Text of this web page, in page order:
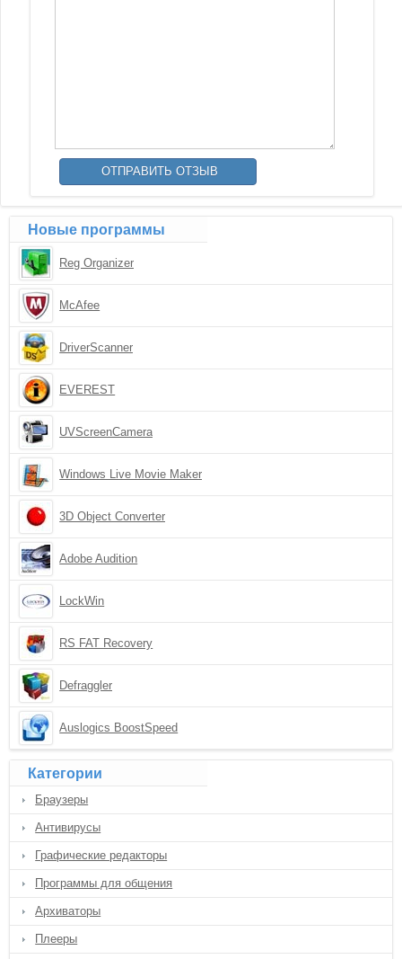
Новые программы
Reg Organizer
McAfee
DriverScanner
EVEREST
UVScreenCamera
Windows Live Movie Maker
3D Object Converter
Adobe Audition
LockWin
RS FAT Recovery
Defraggler
Auslogics BoostSpeed
Категории
Браузеры
Антивирусы
Графические редакторы
Программы для общения
Архиваторы
Плееры